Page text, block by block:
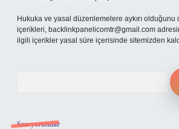
Hukuka ve yasal düzenlemelere aykırı
içerikleri, backlinkpanelicomtr@gmail.com
ilgili içerikler yasal süre içerisinde sitemizden
Son yorumlar